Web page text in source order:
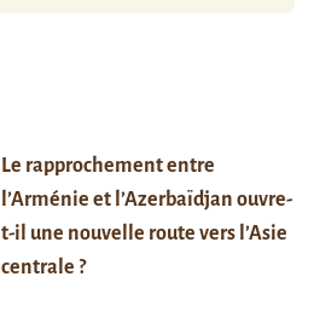
Le rapprochement entre
l’Arménie et l’Azerbaïdjan ouvre-
t-il une nouvelle route vers l’Asie
centrale ?